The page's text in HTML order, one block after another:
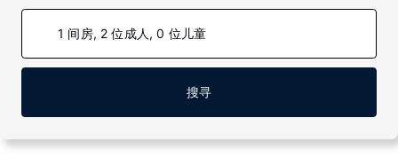
1 间房, 2 位成人, 0 位儿童
搜寻